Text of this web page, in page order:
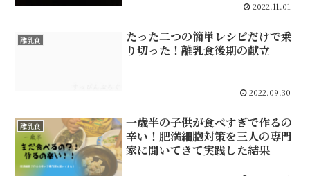
2022.11.01
離乳食
たった二つの簡単レシピだけで乗
り切った！離乳食後期の献立
2022.09.30
離乳食
一歳半の子供が食べすぎで作るの
辛い！肥満細胞対策を三人の専門
家に聞いてきて実践した結果